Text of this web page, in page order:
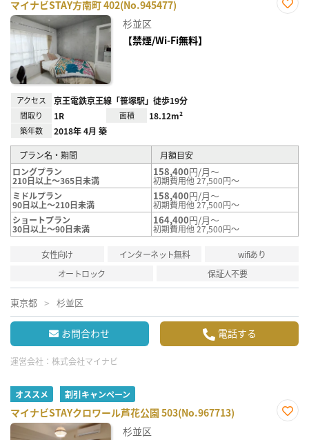
マイナビSTAY方南町 402(No.945477)
杉並区
【禁煙/Wi-Fi無料】
アクセス 京王電鉄京王線「笹塚駅」徒歩19分
間取り 1R 面積 18.12m²
築年数 2018年 4月 築
プラン名・期間
月額目安
ロングプラン
210日以上～365日未満
158,400円/月～
初期費用他 27,500円～
ミドルプラン
90日以上～210日未満
158,400円/月～
初期費用他 27,500円～
ショートプラン
30日以上～90日未満
164,400円/月～
初期費用他 27,500円～
女性向け インターネット無料
wifiあり
オートロック
保証人不要
東京都 杉並区
お問合わせ 電話する
運営会社： 株式会社マイナビ
オススメ 割引キャンペーン
マイナビSTAYクロワール芦花公園 503(No.967713)
杉並区